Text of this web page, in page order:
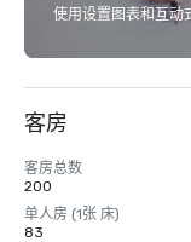
使用设置图表和互动
客房
客房总数
200
单人房 (1张 床)
83